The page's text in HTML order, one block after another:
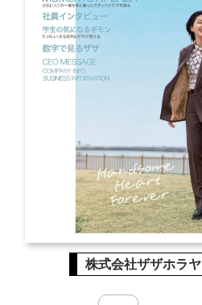
株式会社ザザホラヤ